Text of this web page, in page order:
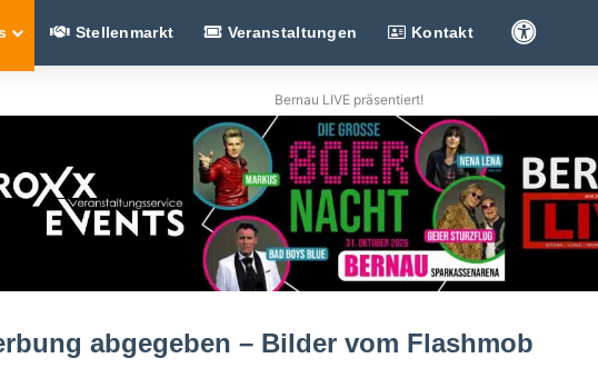
Stellenmarkt Veranstaltungen Kontakt
Bernau LIVE präsentiert!
abgegeben – Bilder vom Flashmob